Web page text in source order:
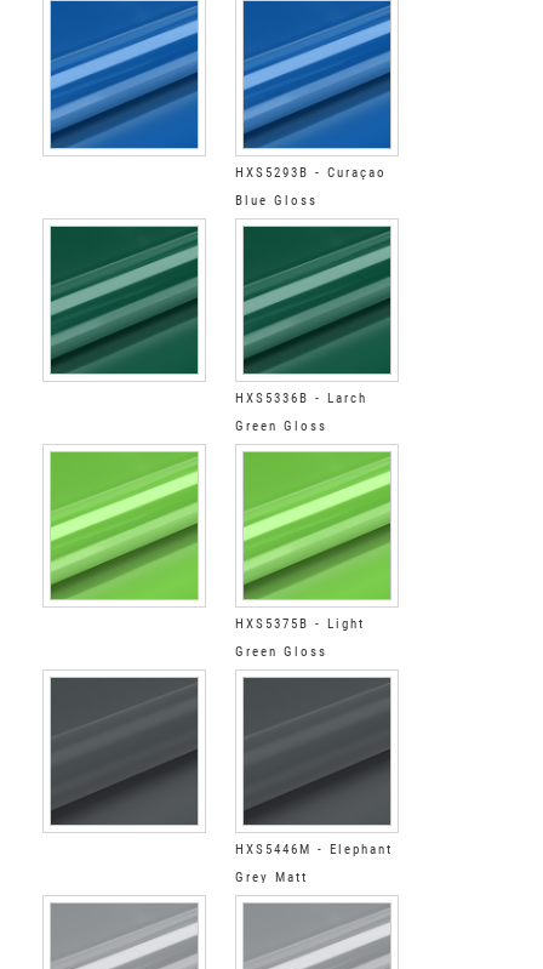
HXS5293B - Curaçao
Blue Gloss
HXS5336B - Larch
Green Gloss
HXS5375B - Light
Green Gloss
HXS5446M - Elephant
Grey Matt